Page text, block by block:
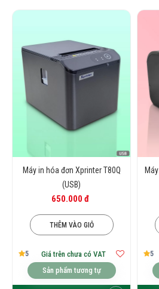
Máy in hóa đơn Xprinter T80Q
(USB)
650.000 đ
THÊM VÀO GIỎ
5
Giá trên chưa có VAT
Sản phẩm tương tự
5